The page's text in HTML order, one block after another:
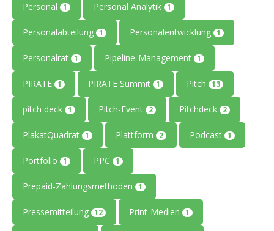
Personal 1 Personal Analytik 1
Personalabteilung 1 Personalentwicklung 1
Personalrat 1 Pipeline-Management 1
PIRATE 1 PIRATE Summit 1 Pitch 13
pitch deck 1 Pitch-Event 2 Pitchdeck 2
PlakatQuadrat 1 Plattform 2 Podcast 1
Portfolio 1 PPC 1
Prepaid-Zahlungsmethoden 1
Pressemitteilung 12 Print-Medien 1